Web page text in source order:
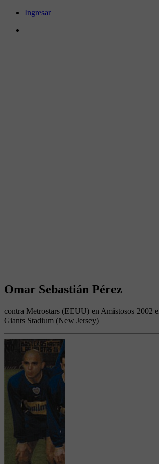
Ingresar
Omar Sebastián Pérez
contra Metrostars (EEUU) en Amistosos 2002
Giants Stadium (New Jersey)